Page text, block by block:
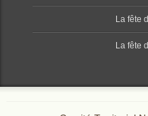
‌La fête
‌La fête